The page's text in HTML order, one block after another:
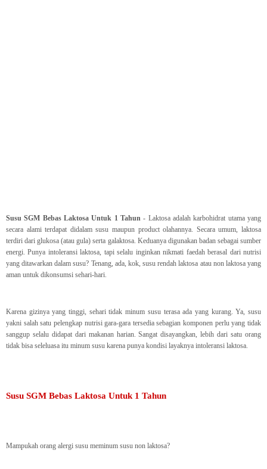
Susu SGM Bebas Laktosa Untuk 1 Tahun - Laktosa adalah karbohidrat utama yang
secara alami terdapat didalam susu maupun product olahannya. Secara umum, laktosa
terdiri dari glukosa (atau gula) serta galaktosa. Keduanya digunakan badan sebagai sumber
energi. Punya intoleransi laktosa, tapi selalu inginkan nikmati faedah berasal dari nutrisi
yang ditawarkan dalam susu? Tenang, ada, kok, susu rendah laktosa atau non laktosa yang
aman untuk dikonsumsi sehari-hari.
Karena gizinya yang tinggi, sehari tidak minum susu terasa ada yang kurang. Ya, susu
yakni salah satu pelengkap nutrisi gara-gara tersedia sebagian komponen perlu yang tidak
sanggup selalu didapat dari makanan harian. Sangat disayangkan, lebih dari satu orang
tidak bisa seleluasa itu minum susu karena punya kondisi layaknya intoleransi laktosa.
Susu SGM Bebas Laktosa Untuk 1 Tahun
Mampukah orang alergi susu meminum susu non laktosa?